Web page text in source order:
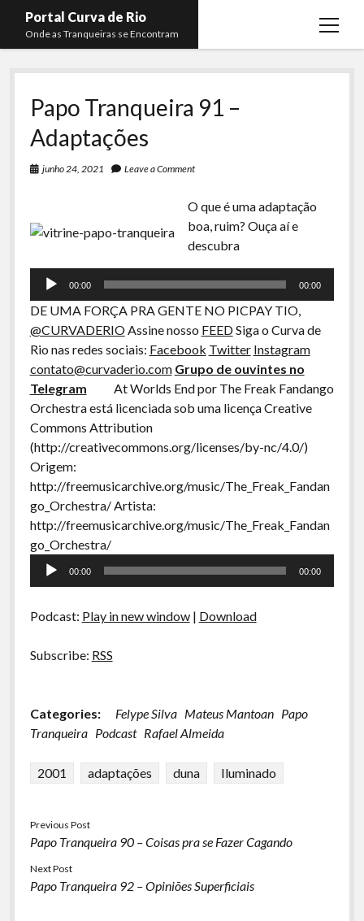
Portal Curva de Rio
Onde as Tranqueiras se Encontram
open
Podcasts open
Curva de Rio
Curva Belas Artes
Curva Classics
La Siesta Podcast
Rachão na Beira do RIo
Arquivo CDR
Papo Tranqueira
A Ripa É a Lei
Especiais
Preliminares
Membros
open
Almir Ribeiro
Felype Silva
Kaique Xavier
Rafael Almeida
twitterfacebookinstagram
youtube
Papo Tranqueira 91 –
Adaptações
junho 24, 2021 Leave a Comment
O que é uma adaptação
boa, ruim? Ouça aí e
descubraTocador
áudio
00:00 00:00
DE UMA FORÇA PRA GENTE NO PICPAY TIO,
@CURVADERIOAssine nosso FEEDSiga o Curva de
Rio nas redes sociais: Facebook Twitter Instagram
contato@curvaderio.com Grupo de ouvintes no
Telegram
At Worlds End por The Freak Fandango
Orchestra está licenciada sob uma licença Creative
Commons Attribution
(http://creativecommons.org/licenses/by-nc/4.0/)
Origem:
http://freemusicarchive.org/music/The_Freak_Fandan
go_Orchestra/ Artista:
http://freemusicarchive.org/music/The_Freak_Fandan
go_Orchestra/
Tocador
00:00 00:00
Podcast: Play in new window| Download
Subscribe: RSS
Categories: Felype Silva Mateus Mantoan Papo
Tranqueira Podcast Rafael Almeida
2001 adaptações duna Iluminado
Previous Post
Papo Tranqueira 90 – Coisas pra se Fazer Cagando
Next Post
Papo Tranqueira 92 – Opiniões Superficiais